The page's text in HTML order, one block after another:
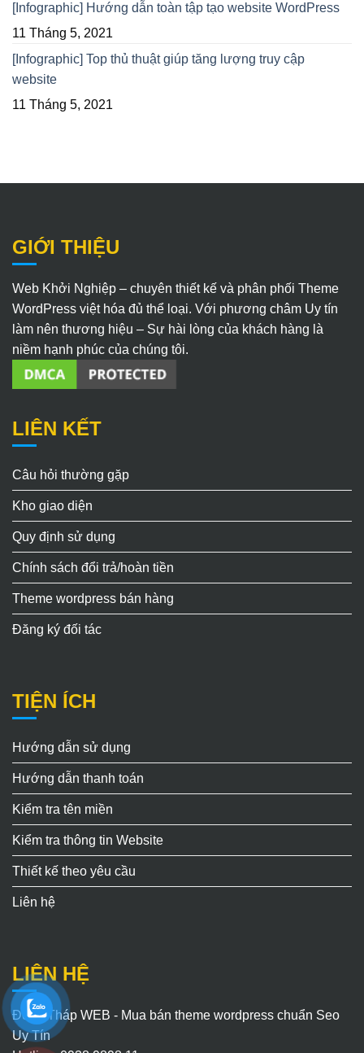
[Infographic] Hướng dẫn toàn tập tạo website WordPress
11 Tháng 5, 2021
[Infographic] Top thủ thuật giúp tăng lượng truy cập
website
11 Tháng 5, 2021
GIỚI THIỆU
Web Khởi Nghiệp – chuyên thiết kế và phân phối Theme
WordPress việt hóa đủ thể loại. Với phương châm Uy tín
làm nên thương hiệu – Sự hài lòng của khách hàng là
niềm hạnh phúc của chúng tôi.
LIÊN KẾT
Câu hỏi thường gặp
Kho giao diện
Quy định sử dụng
Chính sách đổi trả/hoàn tiền
Theme wordpress bán hàng
Đăng ký đối tác
TIỆN ÍCH
Hướng dẫn sử dụng
Hướng dẫn thanh toán
Kiểm tra tên miền
Kiểm tra thông tin Website
Thiết kế theo yêu cầu
Liên hệ
LIÊN HỆ
Đồng Tháp WEB - Mua bán theme wordpress chuẩn Seo
Uy Tín